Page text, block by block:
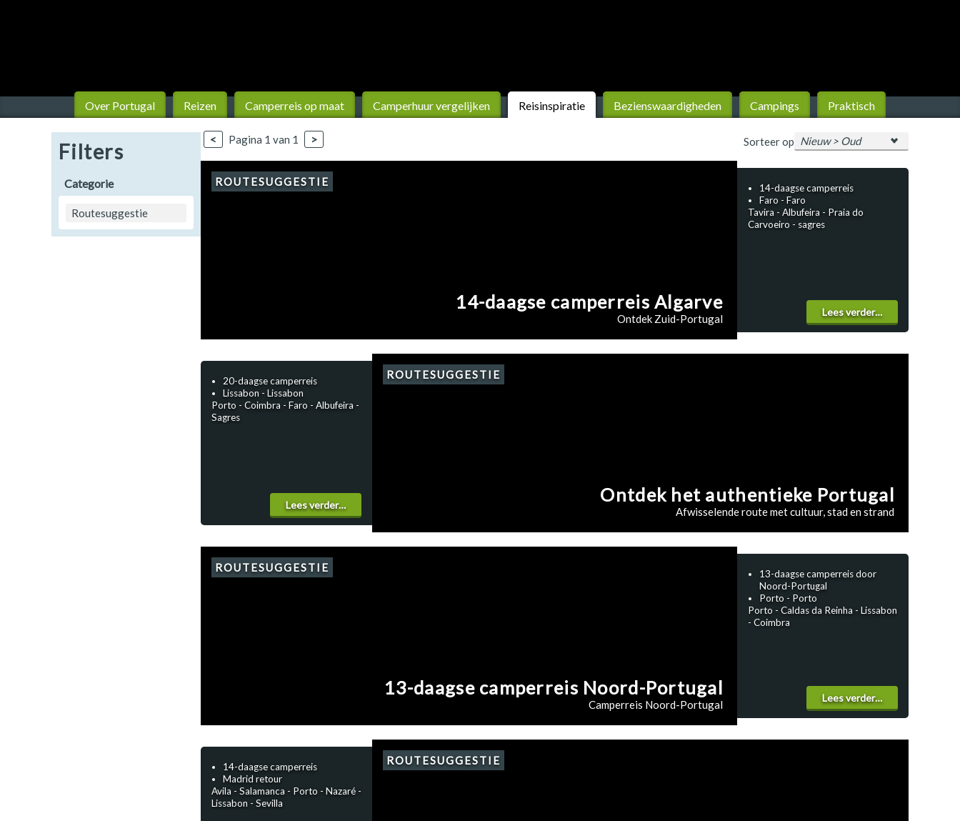
Over Portugal Reizen Camperreis op maat Camperhuur vergelijken Reis­inspiratie Beziens­waardigheden Campings Praktisch
Filters
Categorie
Routesuggestie
Sorteer op
< Pagina 1 van 1 >
14-daagse camperreis
Faro - Faro
Tavira - Albufeira - Praia do
Carvoeiro - sagres
Lees verder…
ROUTESUGGESTIE
14-daagse camperreis Algarve
Ontdek Zuid-Portugal
20-daagse camperreis
Lissabon - Lissabon
Porto - Coimbra - Faro - Albufeira -
Sagres
Lees verder…
ROUTESUGGESTIE
Ontdek het authentieke Portugal
Afwisselende route met cultuur, stad en strand
13-daagse camperreis door
Noord-Portugal
Porto - Porto
Porto - Caldas da Reinha - Lissabon
- Coimbra
Lees verder…
ROUTESUGGESTIE
13-daagse camperreis Noord-Portugal
Camperreis Noord-Portugal
14-daagse camperreis
Madrid retour
Avila - Salamanca - Porto - Nazaré -
Lissabon - Sevilla
ROUTESUGGESTIE